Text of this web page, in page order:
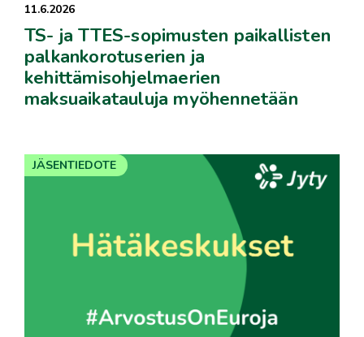
11.6.2026
TS- ja TTES-sopimusten paikallisten
palkankorotuserien ja
kehittämisohjelmaerien
maksuaikatauluja myöhennetään
JÄSENTIEDOTE